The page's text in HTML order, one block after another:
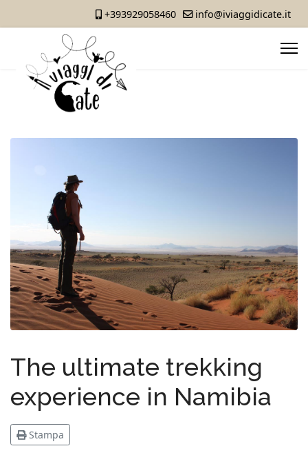
+393929058460 info@iviaggidicate.it
The ultimate trekking
experience in Namibia
Stampa